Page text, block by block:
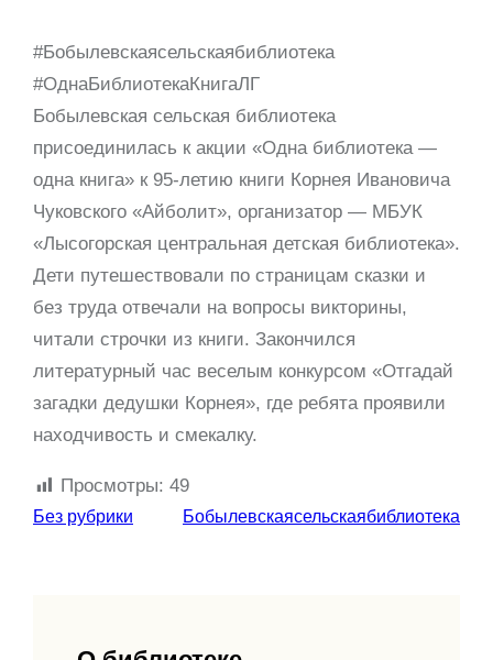
#Бобылевскаясельскаябиблиотека
#ОднаБиблиотекаКнигаЛГ
Бобылевская сельская библиотека
присоединилась к акции «Одна библиотека —
одна книга» к 95-летию книги Корнея Ивановича
Чуковского «Айболит», организатор — МБУК
«Лысогорская центральная детская библиотека».
Дети путешествовали по страницам сказки и
без труда отвечали на вопросы викторины,
читали строчки из книги. Закончился
литературный час веселым конкурсом «Отгадай
загадки дедушки Корнея», где ребята проявили
находчивость и смекалку.
Просмотры: 49
Без рубрики Бобылевскаясельскаябиблиотека